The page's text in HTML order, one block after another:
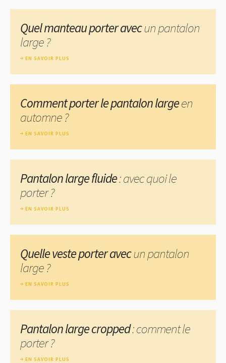
Quel manteau porter avecun pantalon
large ?
EN SAVOIR PLUS
Comment porter le pantalon largeen
automne ?
EN SAVOIR PLUS
Pantalon large fluide: avec quoi le
porter ?
EN SAVOIR PLUS
Quelle veste porter avecun pantalon
large ?
EN SAVOIR PLUS
Pantalon large cropped: comment le
porter ?
EN SAVOIR PLUS